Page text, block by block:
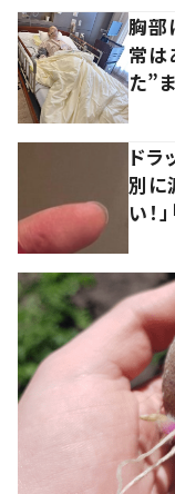
胸部
常は
た”
ドラ
別に
い！